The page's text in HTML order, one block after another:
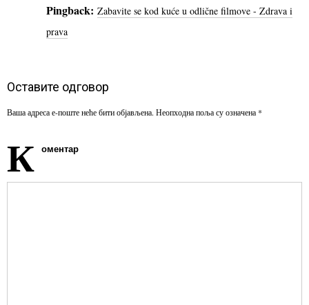
Pingback: Zabavite se kod kuće u odlične filmove - Zdrava i
prava
Оставите одговор
Ваша адреса е-поште неће бити објављена. Неопходна поља су означена *
К оментар